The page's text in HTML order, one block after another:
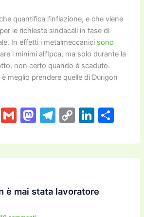
quantifica l’inflazione, e che viene
le richieste sindacali in fase di
In effetti i metalmeccanici sono
i minimi all’Ipca, ma solo durante la
non certo quando è scaduto.
meglio prendere quelle di Durigon
G
ai
l
M
st
o
o
T
e
gr
m
C
p
y
n
Li
k
e
n
C
n
di
è mai stata lavoratore